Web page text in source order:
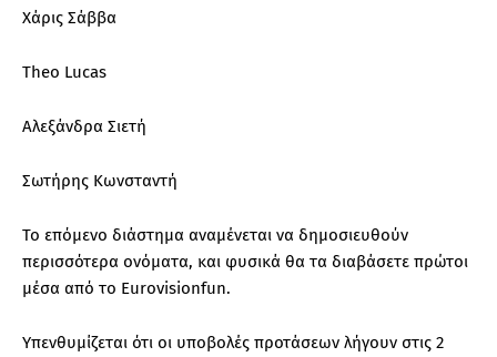
Χάρις Σάββα
Theo Lucas
Αλεξάνδρα Σιετή
Σωτήρης Κωνσταντή
Το επόμενο διάστημα αναμένεται να δημοσιευθούν
περισσότερα ονόματα, και φυσικά θα τα διαβάσετε πρώτοι
μέσα από το Eurovisionfun.
Υπενθυμίζεται ότι οι υποβολές προτάσεων λήγουν στις 2